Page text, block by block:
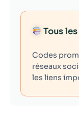
Tous
Codes
réseaux
les liens